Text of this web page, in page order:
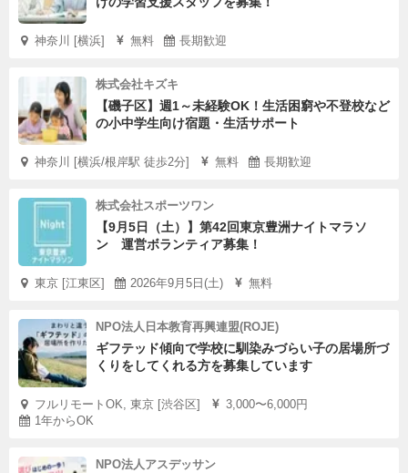
神奈川 [横浜] 無料 長期歓迎
株式会社キズキ
【磯子区】週1～未経験OK！生活困窮や不登校など
の小中学生向け宿題・生活サポート
神奈川 [横浜/根岸駅 徒歩2分] 無料 長期歓迎
株式会社スポーツワン
【9月5日（土）】第42回東京豊洲ナイトマラソ
ン 運営ボランティア募集！
東京 [江東区] 2026年9月5日(土) 無料
NPO法人日本教育再興連盟(ROJE)
ギフテッド傾向で学校に馴染みづらい子の居場所づ
くりをしてくれる方を募集しています
フルリモートOK, 東京 [渋谷区]
3,000〜6,000円
1年からOK
NPO法人アスデッサン